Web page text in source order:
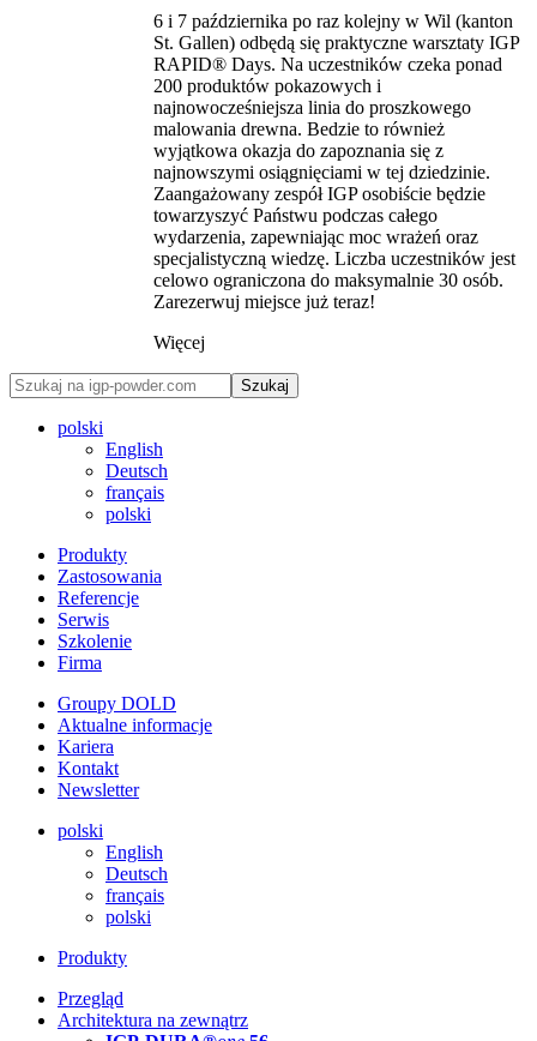
6 i 7 października po raz kolejny w Wil (kanton
St. Gallen) odbędą się praktyczne warsztaty IGP
RAPID® Days. Na uczestników czeka ponad
200 produktów pokazowych i
najnowocześniejsza linia do proszkowego
malowania drewna. Bedzie to również
wyjątkowa okazja do zapoznania się z
najnowszymi osiągnięciami w tej dziedzinie.
Zaangażowany zespół IGP osobiście będzie
towarzyszyć Państwu podczas całego
wydarzenia, zapewniając moc wrażeń oraz
specjalistyczną wiedzę. Liczba uczestników jest
celowo ograniczona do maksymalnie 30 osób.
Zarezerwuj miejsce już teraz!
Więcej
Szukaj
polski
English
Deutsch
français
polski
Produkty
Zastosowania
Referencje
Serwis
Szkolenie
Firma
Groupy DOLD
Aktualne informacje
Kariera
Kontakt
Newsletter
polski
English
Deutsch
français
polski
Produkty
Przegląd
Architektura na zewnątrz